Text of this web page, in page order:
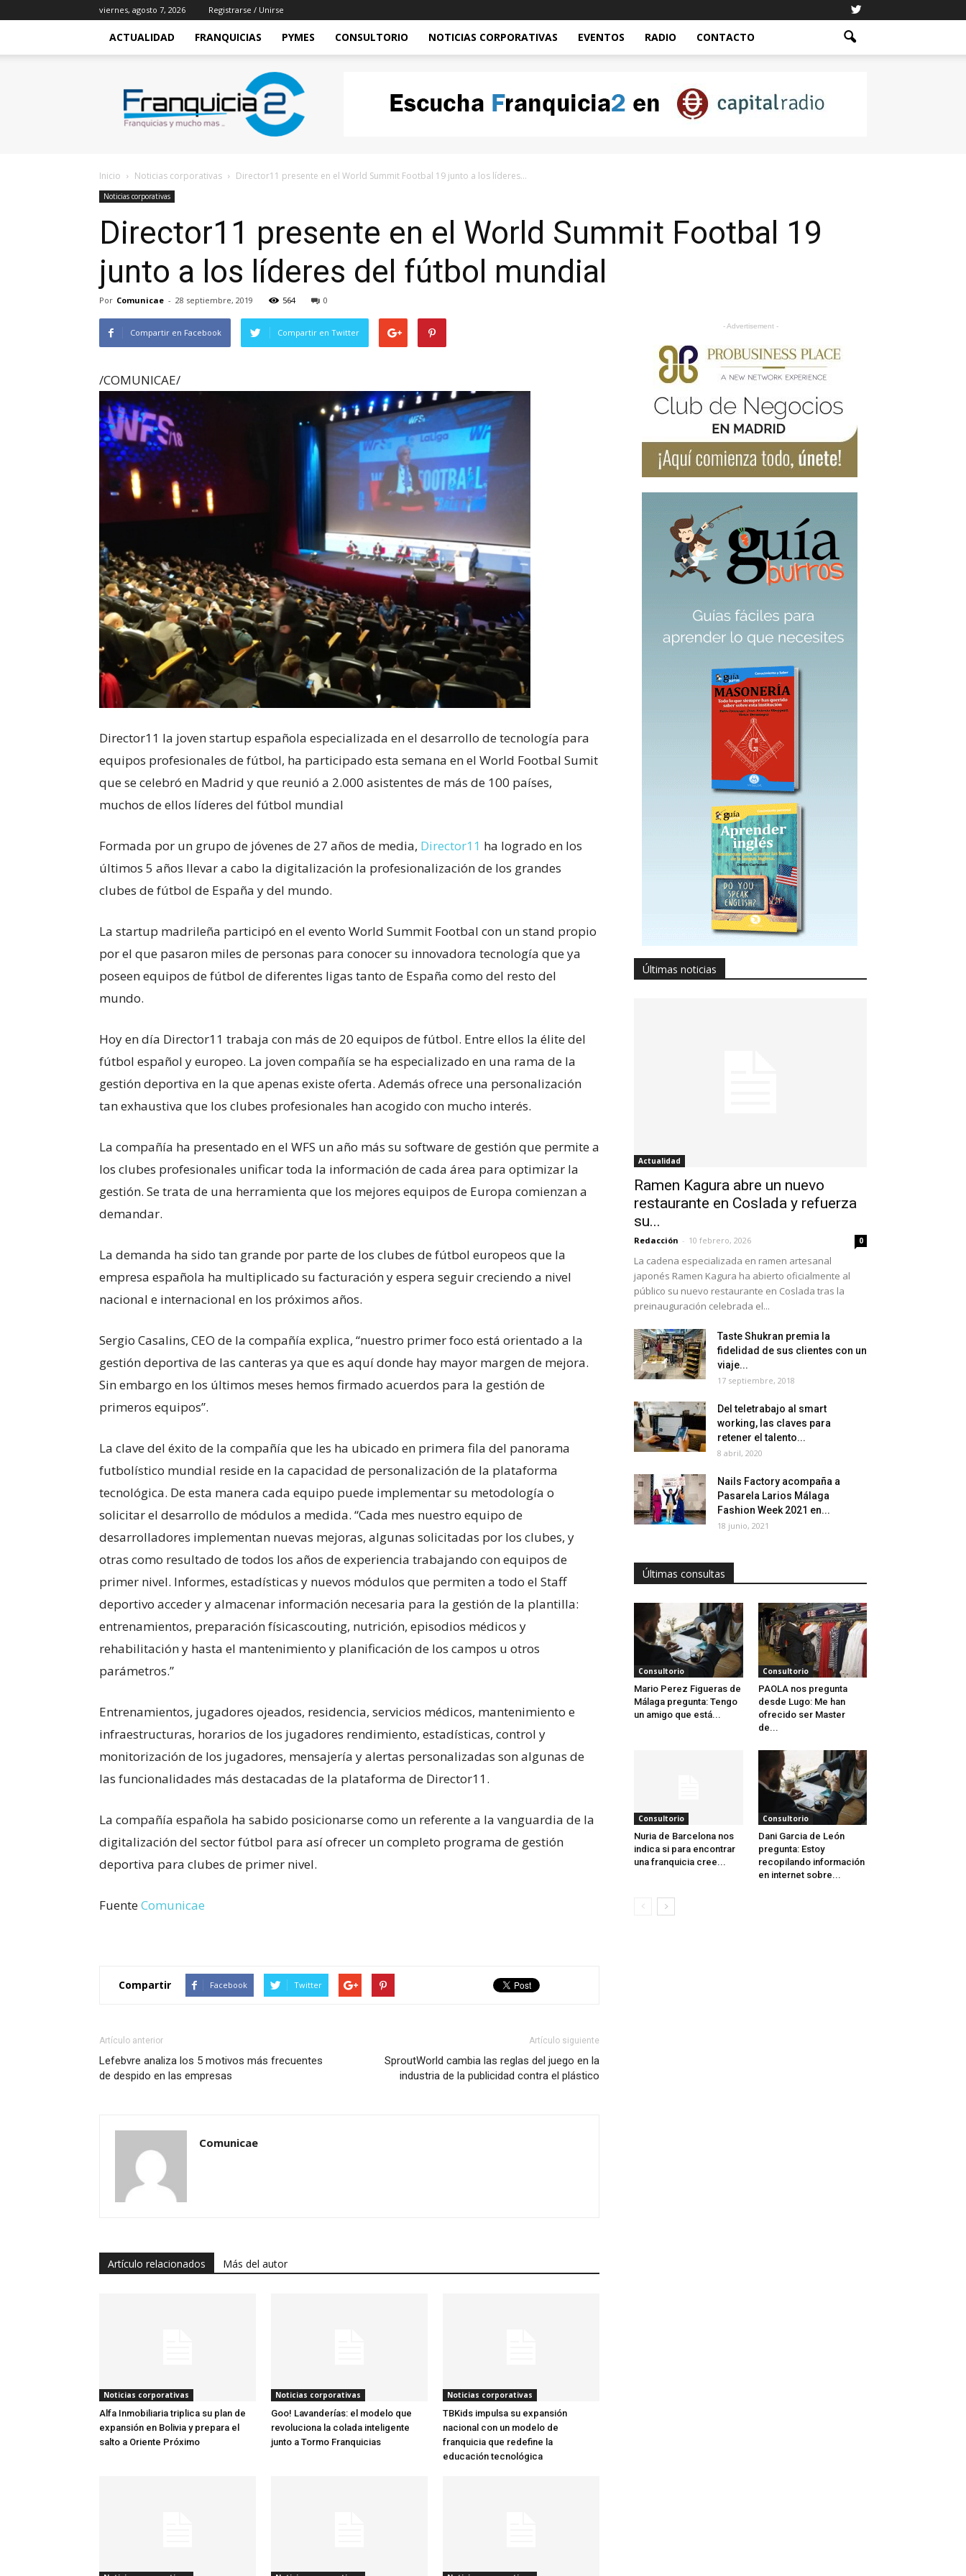
viernes, agosto 7, 2026 Registrarse / Unirse
ACTUALIDAD FRANQUICIAS PYMES CONSULTORIO NOTICIAS CORPORATIVAS EVENTOS RADIO CONTACTO
Inicio Noticias corporativas Director11 presente en el World Summit Footbal 19 junto a los líderes...
Noticias corporativas
Director11 presente en el World Summit Footbal 19
junto a los líderes del fútbol mundial
Por Comunicae - 28 septiembre, 2019 564 0
Compartir en Facebook Compartir en Twitter
/COMUNICAE/
Director11 la joven startup española especializada en el desarrollo de tecnología para
equipos profesionales de fútbol, ha participado esta semana en el World Footbal Sumit
que se celebró en Madrid y que reunió a 2.000 asistentes de más de 100 países,
muchos de ellos líderes del fútbol mundial
Formada por un grupo de jóvenes de 27 años de media, Director11 ha logrado en los
últimos 5 años llevar a cabo la digitalización la profesionalización de los grandes
clubes de fútbol de España y del mundo.
La startup madrileña participó en el evento World Summit Footbal con un stand propio
por el que pasaron miles de personas para conocer su innovadora tecnología que ya
poseen equipos de fútbol de diferentes ligas tanto de España como del resto del
mundo.
Hoy en día Director11 trabaja con más de 20 equipos de fútbol. Entre ellos la élite del
fútbol español y europeo. La joven compañía se ha especializado en una rama de la
gestión deportiva en la que apenas existe oferta. Además ofrece una personalización
tan exhaustiva que los clubes profesionales han acogido con mucho interés.
La compañía ha presentado en el WFS un año más su software de gestión que permite a
los clubes profesionales unificar toda la información de cada área para optimizar la
gestión. Se trata de una herramienta que los mejores equipos de Europa comienzan a
demandar.
La demanda ha sido tan grande por parte de los clubes de fútbol europeos que la
empresa española ha multiplicado su facturación y espera seguir creciendo a nivel
nacional e internacional en los próximos años.
Sergio Casalins, CEO de la compañía explica, “nuestro primer foco está orientado a la
gestión deportiva de las canteras ya que es aquí donde hay mayor margen de mejora.
Sin embargo en los últimos meses hemos firmado acuerdos para la gestión de
primeros equipos”.
La clave del éxito de la compañía que les ha ubicado en primera fila del panorama
futbolístico mundial reside en la capacidad de personalización de la plataforma
tecnológica. De esta manera cada equipo puede implementar su metodología o
solicitar el desarrollo de módulos a medida. “Cada mes nuestro equipo de
desarrolladores implementan nuevas mejoras, algunas solicitadas por los clubes, y
otras como resultado de todos los años de experiencia trabajando con equipos de
primer nivel. Informes, estadísticas y nuevos módulos que permiten a todo el Staff
deportivo acceder y almacenar información necesaria para la gestión de la plantilla:
entrenamientos, preparación físicascouting, nutrición, episodios médicos y
rehabilitación y hasta el mantenimiento y planificación de los campos u otros
parámetros.”
Entrenamientos, jugadores ojeados, residencia, servicios médicos, mantenimiento e
infraestructuras, horarios de los jugadores rendimiento, estadísticas, control y
monitorización de los jugadores, mensajería y alertas personalizadas son algunas de
las funcionalidades más destacadas de la plataforma de Director11.
La compañía española ha sabido posicionarse como un referente a la vanguardia de la
digitalización del sector fútbol para así ofrecer un completo programa de gestión
deportiva para clubes de primer nivel.
FuenteComunicae
Compartir Facebook Twitter
Artículo anterior
Lefebvre analiza los 5 motivos más frecuentes
de despido en las empresas
Artículo siguiente
SproutWorld cambia las reglas del juego en la
industria de la publicidad contra el plástico
Comunicae
Artículo relacionados Más del autor
Noticias corporativas
Alfa Inmobiliaria triplica su plan de
expansión en Bolivia y prepara el
salto a Oriente Próximo
Noticias corporativas
Goo! Lavanderías: el modelo que
revoluciona la colada inteligente
junto a Tormo Franquicias
Noticias corporativas
TBKids impulsa su expansión
nacional con un modelo de
franquicia que redefine la
educación tecnológica
- Advertisement -
Últimas noticias
Actualidad
Ramen Kagura abre un nuevo
restaurante en Coslada y refuerza
su...
Redacción - 10 febrero, 2026 0
La cadena especializada en ramen artesanal
japonés Ramen Kagura ha abierto oficialmente al
público su nuevo restaurante en Coslada tras la
preinauguración celebrada el...
Taste Shukran premia la
fidelidad de sus clientes con un
viaje...
17 septiembre, 2018
Del teletrabajo al smart
working, las claves para
retener el talento...
8 abril, 2020
Nails Factory acompaña a
Pasarela Larios Málaga
Fashion Week 2021 en...
18 junio, 2021
Últimas consultas
Consultorio
Mario Perez Figueras de
Málaga pregunta: Tengo
un amigo que está...
Consultorio
PAOLA nos pregunta
desde Lugo: Me han
ofrecido ser Master
de...
Consultorio
Nuria de Barcelona nos
indica si para encontrar
una franquicia cree...
Consultorio
Dani Garcia de León
pregunta: Estoy
recopilando información
en internet sobre...